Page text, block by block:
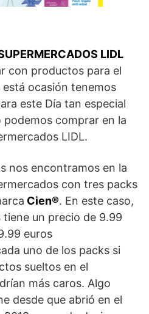
LIDL
con productos para el
está ocasión tenemos
este Día tan especial
comprar en la
LIDL.
nos encontramos en la
con tres packs
Cien®. En este caso,
un precio de 9.99
euros
uno de los packs si
sueltos en el
más caros. Algo
desde que abrió en el